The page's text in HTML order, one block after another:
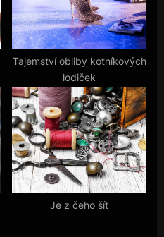
Tajemství obliby kotníkových
lodiček
Je z čeho šít